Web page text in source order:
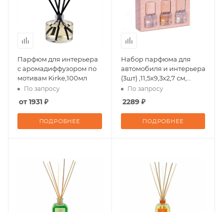
Парфюм для интерьера
с аромадиффузором по
мотивам Kirke,100мл
По запросу
от 1931 ₽
ПОДРОБНЕЕ
Набор парфюма для
автомобиля и интерьера
(3шт) ,11,5х9,3х2,7 см,
дерево
По запросу
2289 ₽
ПОДРОБНЕЕ